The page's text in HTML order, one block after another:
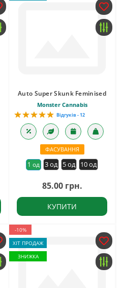
Auto Super Skunk Feminised
Monster Cannabis
Відгуків - 12
ФАСУВАННЯ
1 од 3 од 5 од 10 од
85.00 грн.
КУПИТИ
-10%
ХІТ ПРОДАЖ
ЗНИЖКА